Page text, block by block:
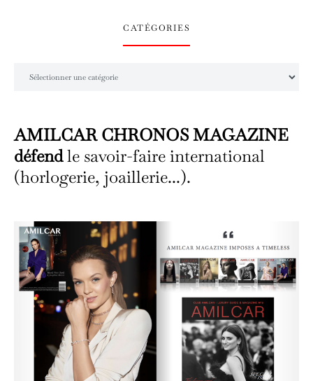
CATÉGORIES
AMILCAR CHRONOS MAGAZINE
défendle savoir-faire international
(horlogerie, joaillerie...).